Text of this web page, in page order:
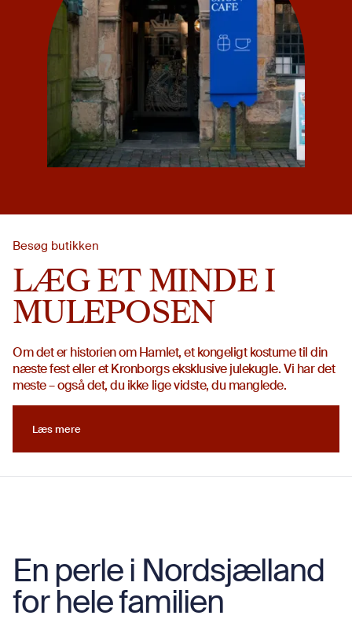
LÆG ET MINDE I
MULEPOSEN
Besøg butikken
Om det er historien om Hamlet, et kongeligt kostume til din
næste fest eller et Kronborgs eksklusive julekugle. Vi har det
meste – også det, du ikke lige vidste, du manglede.
Læs mere
Læs mere
En perle i Nordsjælland
for hele familien